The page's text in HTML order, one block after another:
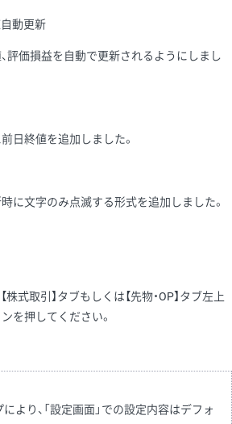
動更新
評価損益を自動で更新されるようにしまし
日終値を追加しました。
に文字のみ点滅する形式を追加しました。
式取引】タブもしくは【先物・OP】タブ左上
を押してください。
より、「設定画面」での設定内容はデフォ